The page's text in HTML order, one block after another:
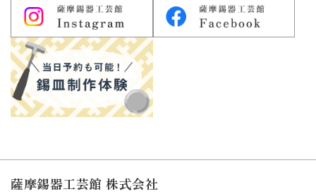
薩摩錫器工芸館 株式会社